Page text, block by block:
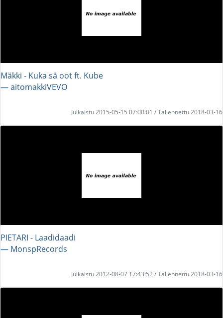
Mäkki - Kuka sä oot ft. Kube
― aitomakkiVEVO
Julkaistu 2015-05-15 07:00:01 / Tallennettu 2018-03-16
PIETARI - Laadidaadi
― MonspRecords
Julkaistu 2012-08-07 17:43:52 / Tallennettu 2018-03-16